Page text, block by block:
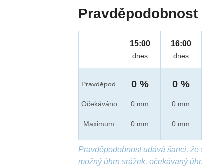
Pravděpod.
Očekáváno
Maximum
15:00
dnes
0 %
0 mm
0 mm
16:00
dnes
0 %
0 mm
0 mm
Pravděpodobnost udává šanci,
možný úhrn srážek, očekávaný